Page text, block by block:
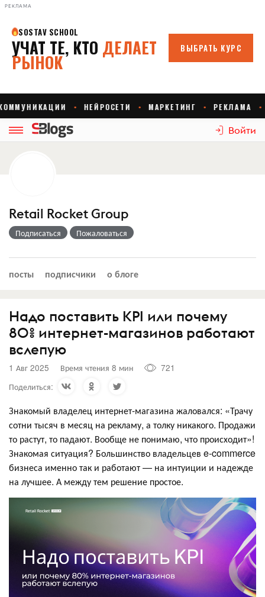
РЕКЛАМА
Войти
Retail Rocket Group
Подписаться Пожаловаться
посты подписчики о блоге
Надо поставить KPI или почему
80% интернет-магазинов работают
вслепую
1 Авг 2025 Время чтения 8 мин
721
Поделиться:
Знакомый владелец интернет-магазина жаловался: «Трачу
сотни тысяч в месяц на рекламу, а толку никакого. Продажи
то растут, то падают. Вообще не понимаю, что происходит»!
Знакомая ситуация? Большинство владельцев e-commerce
бизнеса именно так и работают — на интуиции и надежде
на лучшее. А между тем решение простое.